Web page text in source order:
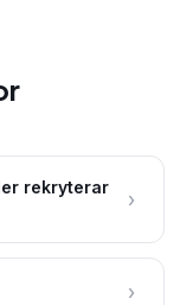
rekryterar
›
›